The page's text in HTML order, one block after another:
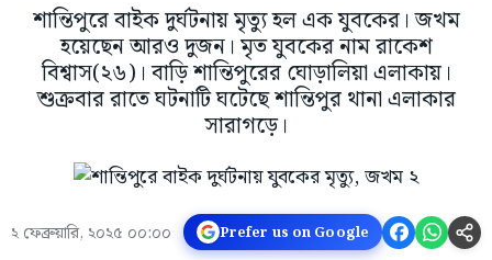
শান্তিপুরে বাইক দুর্ঘটনায় মৃত্যু হল এক যুবকের। জখম
হয়েছেন আরও দুজন। মৃত যুবকের নাম রাকেশ
বিশ্বাস(২৬)। বাড়ি শান্তিপুরের ঘোড়ালিয়া এলাকায়।
শুক্রবার রাতে ঘটনাটি ঘটেছে শান্তিপুর থানা এলাকার
সারাগড়ে।
২ ফেব্রুয়ারি, ২০২৫ ০০:০০ Prefer us on Google